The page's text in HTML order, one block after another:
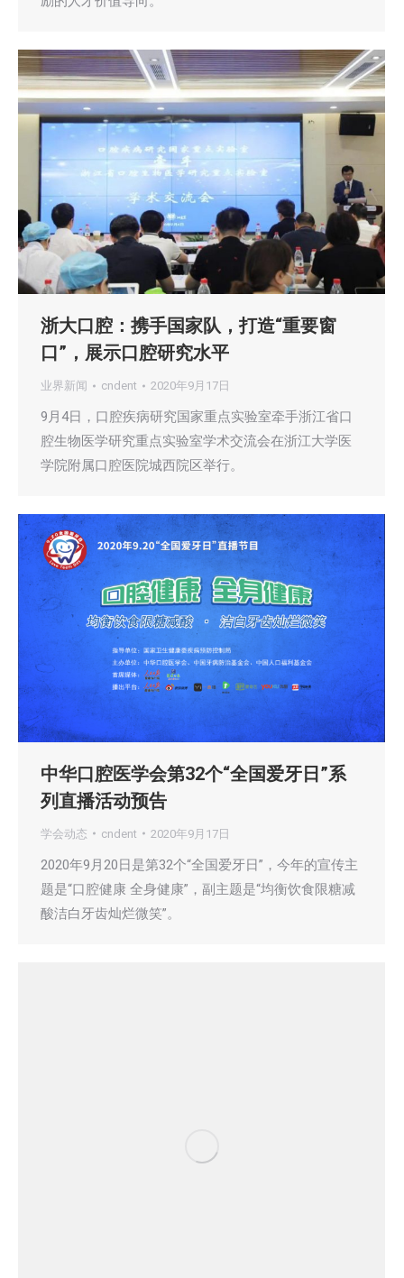
浙大口腔：携手国家队，打造“重要窗
口”，展示口腔研究水平
业界新闻 cndent 2020年9月17日
9月4日，口腔疾病研究国家重点实验室牵手浙江省口
腔生物医学研究重点实验室学术交流会在浙江大学医
学院附属口腔医院城西院区举行。
中华口腔医学会第32个“全国爱牙日”系
列直播活动预告
学会动态 cndent 2020年9月17日
2020年9月20日是第32个“全国爱牙日”，今年的宣传主
题是“口腔健康 全身健康”，副主题是“均衡饮食限糖减
酸洁白牙齿灿烂微笑”。